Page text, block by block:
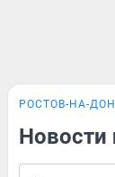
РОСТОВ-НА-
Новости